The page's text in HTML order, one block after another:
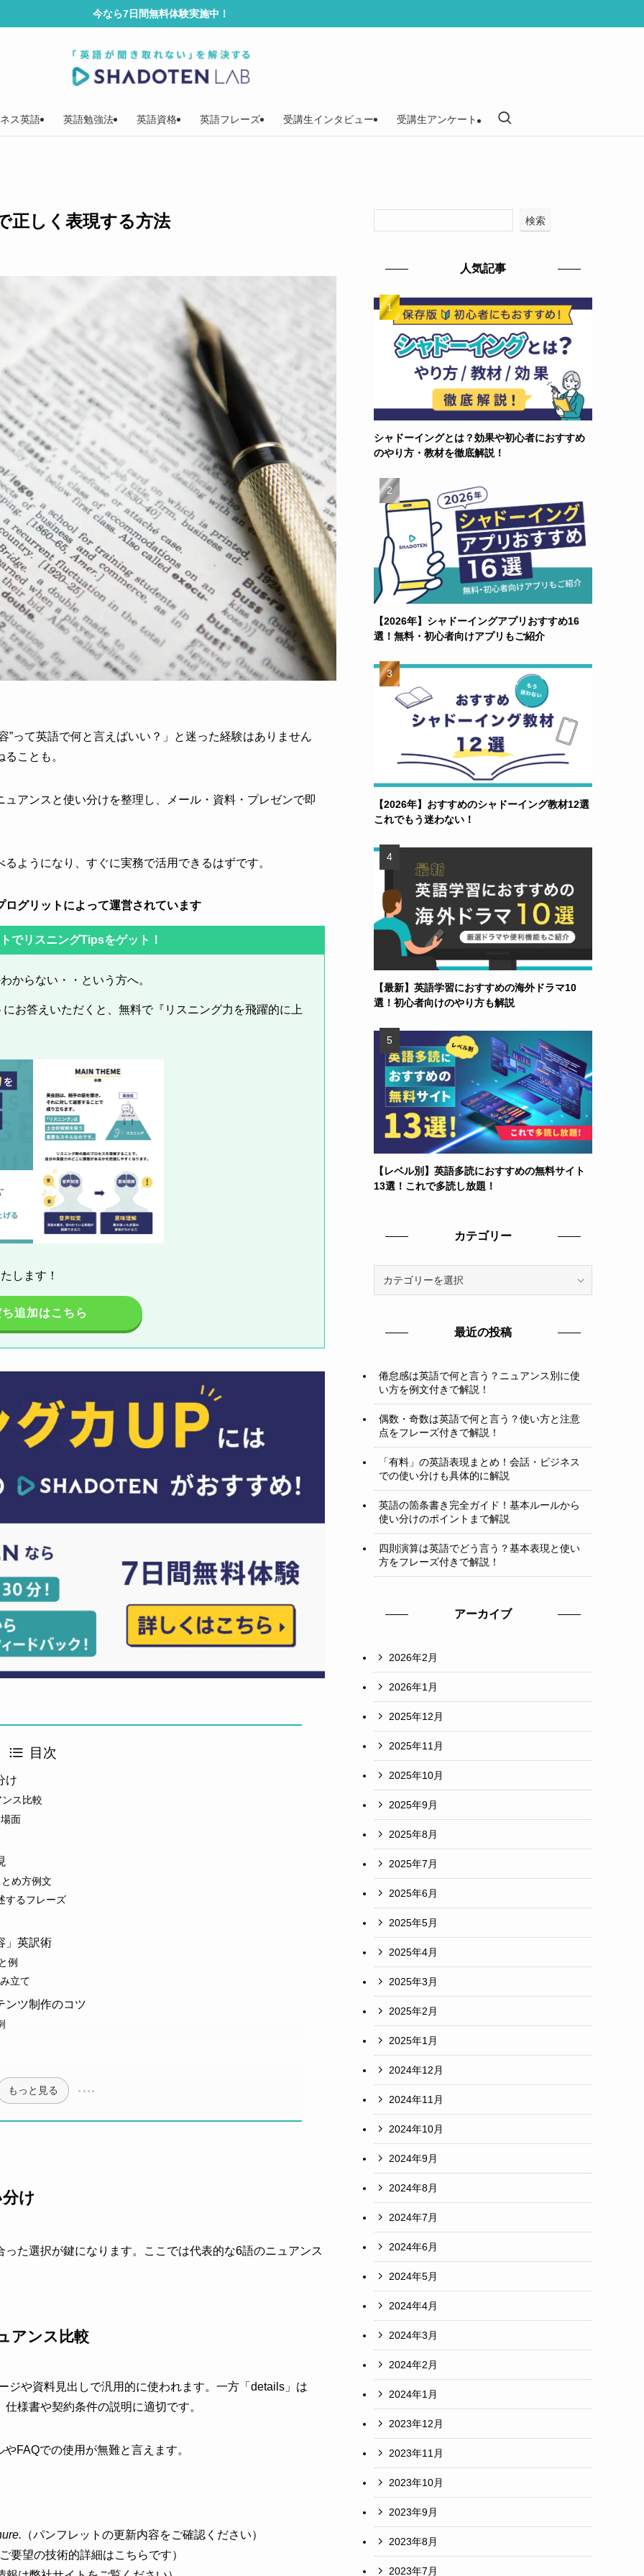
今なら7日間無料体験実施中！
ス英語 英語勉強法 英語資格 英語フレーズ 受講生インタビュー 受講生アンケート
正しく表現する方法
”って英語で何と言えばいい？」と迷った経験はありません
ことも。
アンスと使い分けを整理し、メール・資料・プレゼンで即
ようになり、すぐに実務で活用できるはずです。
グリットによって運営されています
でリスニングTipsをゲット！
からない・・という方へ。
お答えいただくと、無料で『リスニング力を飛躍的に上
します！
追加はこちら
目次
け
ス比較
面
め方例文
するフレーズ
」英訳術
例
立て
ンツ制作のコツ
もっと見る
け
た選択が鍵になります。ここでは代表的な6語のニュアンス
アンス比較
ジや資料見出しで汎用的に使われます。一方「details」は
様書や契約条件の説明に適切です。
FAQでの使用が無難と言えます。
（パンフレットの更新内容をご確認ください）
要望の技術的詳細はこちらです）
検索
人気記事
シャドーイングとは？効果や初心者におすすめ
のやり方・教材を徹底解説！
【2026年】シャドーイングアプリおすすめ16
選！無料・初心者向けアプリもご紹介
【2026年】おすすめのシャドーイング教材12選
これでもう迷わない！
【最新】英語学習におすすめの海外ドラマ10
選！初心者向けのやり方も解説
【レベル別】英語多読におすすめの無料サイト
13選！これで多読し放題！
カテゴリー
最近の投稿
倦怠感は英語で何と言う？ニュアンス別に使
い方を例文付きで解説！
偶数・奇数は英語で何と言う？使い方と注意
点をフレーズ付きで解説！
「有料」の英語表現まとめ！会話・ビジネス
での使い分けも具体的に解説
英語の箇条書き完全ガイド！基本ルールから
使い分けのポイントまで解説
四則演算は英語でどう言う？基本表現と使い
方をフレーズ付きで解説！
アーカイブ
2026年2月
2026年1月
2025年12月
2025年11月
2025年10月
2025年9月
2025年8月
2025年7月
2025年6月
2025年5月
2025年4月
2025年3月
2025年2月
2025年1月
2024年12月
2024年11月
2024年10月
2024年9月
2024年8月
2024年7月
2024年6月
2024年5月
2024年4月
2024年3月
2024年2月
2024年1月
2023年12月
2023年11月
2023年10月
2023年9月
2023年8月
2023年7月